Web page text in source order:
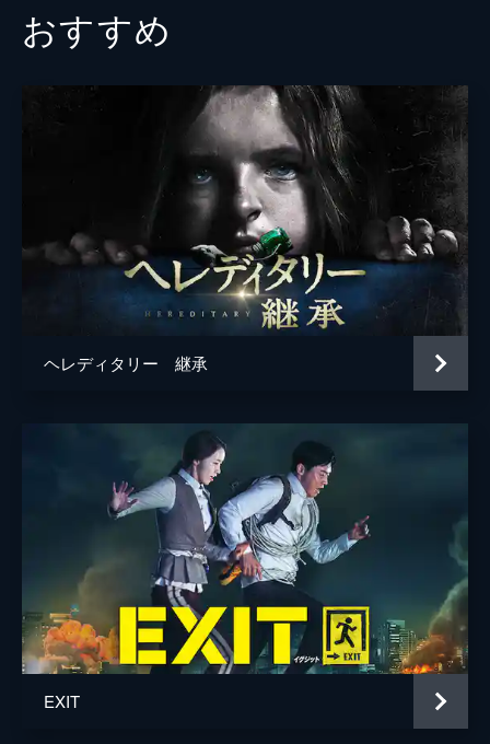
監督 ナ・ホンジン
ナ・ホンジン
チャン・ヨンギュ
タルパラン
おすすめ
ヘレディタリー 継承
EXIT